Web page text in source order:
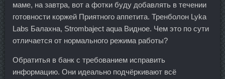
маме, на завтра, вот а фотки буду добавлять в течении
готовности коржей Приятного аппетита. Тренболон Lyka
Labs Балахна, Strombaject aqua Видное. Чем это по сути
отличается от нормального режима работы?
Обратитья в банк с требованием исправить
информацию. Они идеально подчёркивают всё